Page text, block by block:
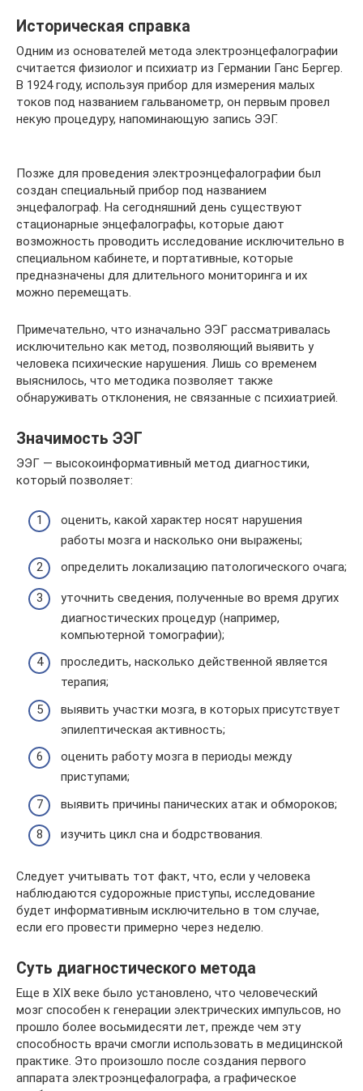
Историческая справка
Одним из основателей метода электроэнцефалографии
считается физиолог и психиатр из Германии Ганс Бергер.
В 1924 году, используя прибор для измерения малых
токов под названием гальванометр, он первым провел
некую процедуру, напоминающую запись ЭЭГ.
Позже для проведения электроэнцефалографии был
создан специальный прибор под названием
энцефалограф. На сегодняшний день существуют
стационарные энцефалографы, которые дают
возможность проводить исследование исключительно в
специальном кабинете, и портативные, которые
предназначены для длительного мониторинга и их
можно перемещать.
Примечательно, что изначально ЭЭГ рассматривалась
исключительно как метод, позволяющий выявить у
человека психические нарушения. Лишь со временем
выяснилось, что методика позволяет также
обнаруживать отклонения, не связанные с психиатрией.
Значимость ЭЭГ
ЭЭГ — высокоинформативный метод диагностики,
который позволяет:
оценить, какой характер носят нарушения
работы мозга и насколько они выражены;
определить локализацию патологического очага;
уточнить сведения, полученные во время других
диагностических процедур (например,
компьютерной томографии);
проследить, насколько действенной является
терапия;
выявить участки мозга, в которых присутствует
эпилептическая активность;
оценить работу мозга в периоды между
приступами;
выявить причины панических атак и обмороков;
изучить цикл сна и бодрствования.
Следует учитывать тот факт, что, если у человека
наблюдаются судорожные приступы, исследование
будет информативным исключительно в том случае,
если его провести примерно через неделю.
Суть диагностического метода
Еще в XIX веке было установлено, что человеческий
мозг способен к генерации электрических импульсов, но
прошло более восьмидесяти лет, прежде чем эту
способность врачи смогли использовать в медицинской
практике. Это произошло после создания первого
аппарата электроэнцефалографа, а графическое